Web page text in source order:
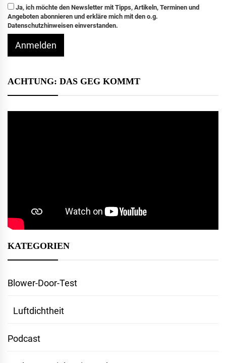
Ja, ich möchte den Newsletter mit Tipps, Artikeln, Terminen und
Angeboten abonnieren und erkläre mich mit den o.g.
Datenschutzhinweisen einverstanden.
Anmelden
ACHTUNG: DAS GEG KOMMT
KATEGORIEN
Blower-Door-Test
Luftdichtheit
Podcast